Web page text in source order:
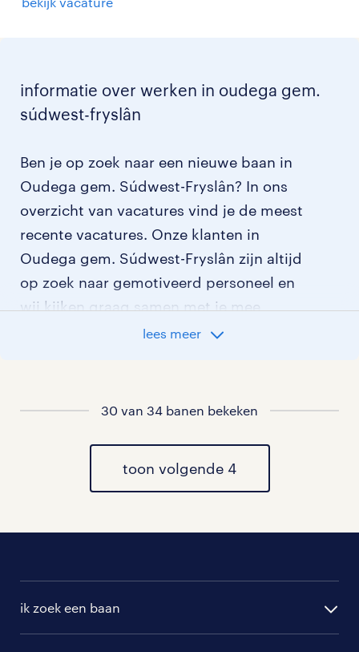
informatie over werken in oudega gem.
súdwest-fryslân
Ben je op zoek naar een nieuwe baan in
Oudega gem. Súdwest-Fryslân? In ons
overzicht van vacatures vind je de meest
recente vacatures. Onze klanten in
Oudega gem. Súdwest-Fryslân zijn altijd
op zoek naar gemotiveerd personeel en
wij kijken graag samen met je mee
welke klant het beste bij je past.
Súdwest-Fryslân
lees meer
30 van 34 banen bekeken
toon volgende 4
ik zoek een baan